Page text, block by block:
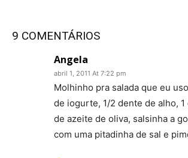
9 COMENTÁRIOS
Angela
abril 1, 2011 At 7:22 pm
Molhinho pra salada que eu
de iogurte, 1/2 dente de alho,
de azeite de oliva, salsinha a
com uma pitadinha de sal e